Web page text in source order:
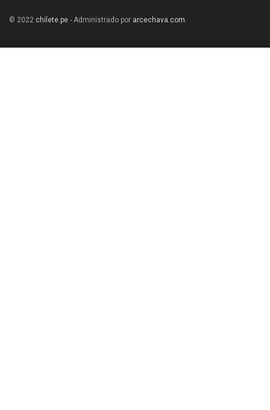
© 2022 chilete.pe - Administrado por arcechava.com